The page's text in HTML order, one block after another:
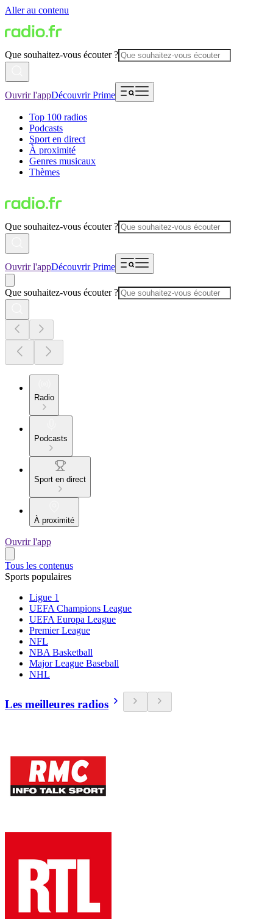
Aller au contenu
Que souhaitez-vous écouter ?
Ouvrir l'appDécouvrir Prime
Top 100 radios
Podcasts
Sport en direct
À proximité
Genres musicaux
Thèmes
Que souhaitez-vous écouter ?
Ouvrir l'appDécouvrir Prime
Que souhaitez-vous écouter ?
Radio
Podcasts
Sport en direct
À proximité
Ouvrir l'app
Tous les contenus
Sports populaires
Ligue 1
UEFA Champions League
UEFA Europa League
Premier League
NFL
NBA Basketball
Major League Baseball
NHL
Les meilleures radios